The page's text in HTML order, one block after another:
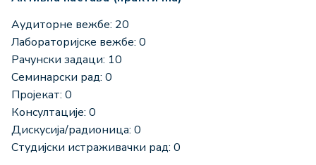
Аудиторне вежбе: 20
Лабораторијске вежбе: 0
Рачунски задаци: 10
Семинарски рад: 0
Пројекат: 0
Консултације: 0
Дискусија/радионица: 0
Студијски истраживачки рад: 0